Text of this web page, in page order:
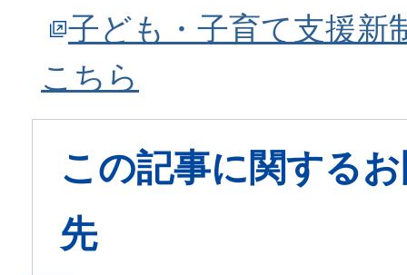
子ども・子育て支援新
こちら
この記事に関する
先